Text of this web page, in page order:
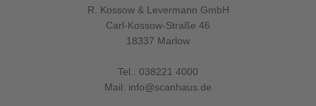
R. Kossow & Levermann GmbH
Carl-Kossow-Straße 46
18337 Marlow
Tel.: 038221 4000
Mail: info@scanhaus.de